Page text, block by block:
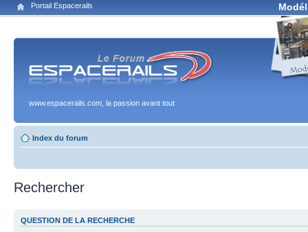
Portail Espacerails
www.espacerails.com, la passion avant tout
Index du forum
Rechercher
QUESTION DE LA RECHERCHE